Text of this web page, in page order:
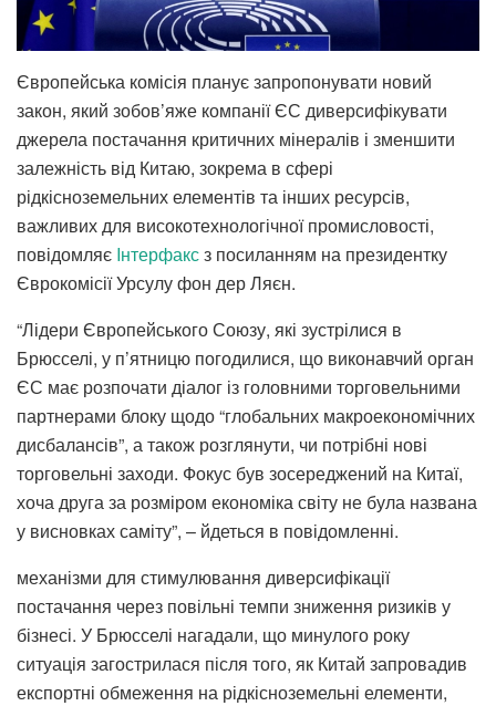
Європейська комісія планує запропонувати новий
закон, який зобов’яже компанії ЄС диверсифікувати
джерела постачання критичних мінералів і зменшити
залежність від Китаю, зокрема в сфері
рідкісноземельних елементів та інших ресурсів,
важливих для високотехнологічної промисловості,
повідомляє Iнтерфаксз посиланням на президентку
Єврокомісії Урсулу фон дер Ляєн.
“Лідери Європейського Союзу, які зустрілися в
Брюсселі, у п’ятницю погодилися, що виконавчий орган
ЄС має розпочати діалог із головними торговельними
партнерами блоку щодо “глобальних макроекономічних
дисбалансів”, а також розглянути, чи потрібні нові
торговельні заходи. Фокус був зосереджений на Китаї,
хоча друга за розміром економіка світу не була названа
у висновках саміту”, – йдеться в повідомленні.
механізми для стимулювання диверсифікації
постачання через повільні темпи зниження ризиків у
бізнесі. У Брюсселі нагадали, що минулого року
ситуація загострилася після того, як Китай запровадив
експортні обмеження на рідкісноземельні елементи,